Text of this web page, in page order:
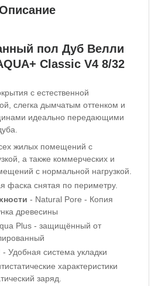
пол Дуб Велли
Classic V4 8/32
с естественной
слегка дымчатым оттенком и
идеально передающими
жилых помещений с
а также коммерческих и
с нормальной нагрузкой.
фаска снятая по периметру.
- Natural Pore - Копия
древесины
Plus - защищённый от
- Удобная система укладки
характеристики
заряд.